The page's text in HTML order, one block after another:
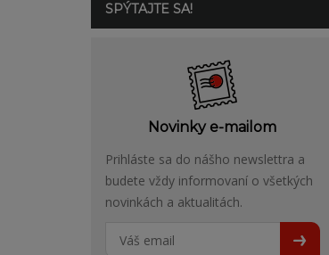
SPÝTAJTE SA!
Novinky e-mailom
Prihláste sa do nášho newslettra a
budete vždy informovaní o všetkých
novinkách a aktualitách.